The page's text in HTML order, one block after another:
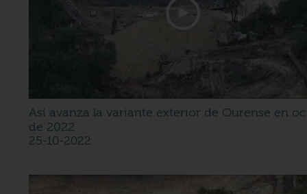
Así avanza la variante exterior de Ourense en
de 2022
25-10-2022